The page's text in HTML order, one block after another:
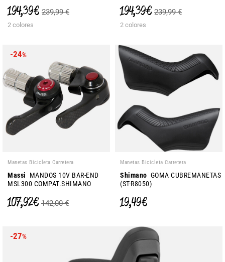
194,39 € 239,99 €
2 colores
194,39 € 239,99 €
2 colores
-24%
Manetas Bicicleta Carretera
Massi MANDOS 10V BAR-END
MSL300 COMPAT.SHIMANO
107,92 € 142,00 €
Manetas Bicicleta Carretera
Shimano GOMA CUBREMANETAS
(ST-R8050)
19,49 €
-27%